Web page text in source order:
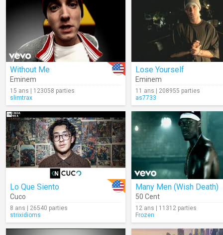
Without Me
Eminem
15 ans | 123058 parties
slimtrax
Lose Yourself
Eminem
11 ans | 208955 parties
as7733
Lo Que Siento
Cuco
8 ans | 26540 parties
strixidioms
Many Men (Wish Death)
50 Cent
12 ans | 11312 parties
Frozen